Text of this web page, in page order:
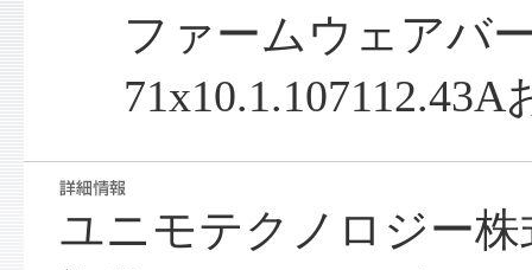
ファームウェアバ
ユニモテクノロジー